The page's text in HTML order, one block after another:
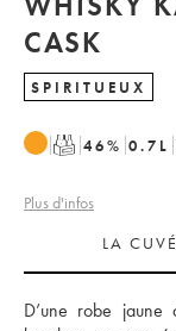
CASK
SPIRITUEUX
T 46% 0.7 L
Plus d'infos
LA
D’une robe jaune